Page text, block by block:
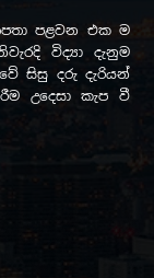
පළවන එක ම
විද්‍යා දැනුම
සිසු දරු දැරියන්
උදෙසා කැප වී